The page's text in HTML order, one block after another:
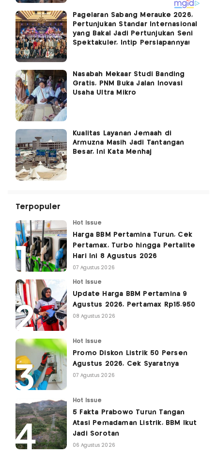
Pagelaran Sabang Merauke 2026,
Pertunjukan Standar Internasional
yang Bakal Jadi Pertunjukan Seni
Spektakuler, Intip Persiapannya!
Nasabah Mekaar Studi Banding
Gratis, PNM Buka Jalan Inovasi
Usaha Ultra Mikro
Kualitas Layanan Jemaah di
Armuzna Masih Jadi Tantangan
Besar, Ini Kata Menhaj
Terpopuler
Hot Issue
Harga BBM Pertamina Turun, Cek
Pertamax, Turbo hingga Pertalite
Hari Ini 8 Agustus 2026
07 Agustus 2026
Hot Issue
Update Harga BBM Pertamina 9
Agustus 2026, Pertamax Rp15.950
08 Agustus 2026
Hot Issue
Promo Diskon Listrik 50 Persen
Agustus 2026, Cek Syaratnya
07 Agustus 2026
Hot Issue
5 Fakta Prabowo Turun Tangan
Atasi Pemadaman Listrik, BBM Ikut
Jadi Sorotan
06 Agustus 2026